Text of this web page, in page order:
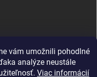
vám umožnili pohodlné
analýze neustále
Viac informácií